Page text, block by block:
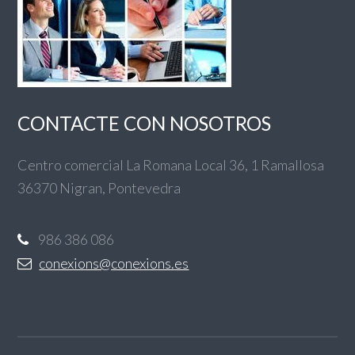
CONTACTE CON NOSOTROS
Centro comercial La Romana Local 36, 1 Ramallosa
36370 Nigran, Pontevedra
986 386 086
conexions@conexions.es